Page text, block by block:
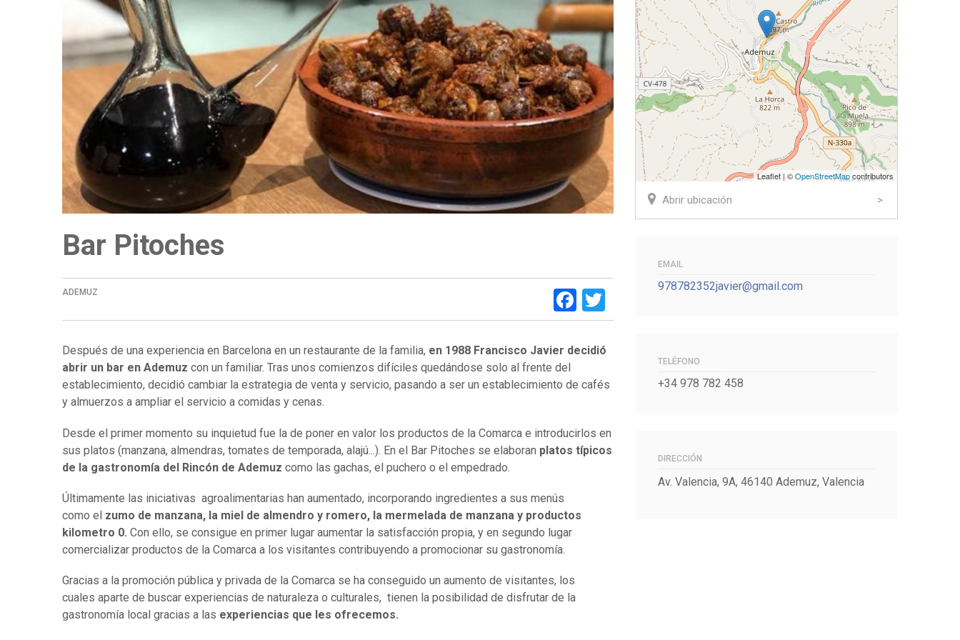
la
navegación
Bar Pitoches
ADEMUZ Facebook
Twitter
Después de una experiencia en Barcelona en un restaurante de la familia, en 1988 Francisco Javier decidió
abrir un bar en Ademuz con un familiar. Tras unos comienzos difíciles quedándose solo al frente del
establecimiento, decidió cambiar la estrategia de venta y servicio, pasando a ser un establecimiento de cafés
y almuerzos a ampliar el servicio a comidas y cenas.
Desde el primer momento su inquietud fue la de poner en valor los productos de la Comarca e introducirlos en
sus platos (manzana, almendras, tomates de temporada, alajú...). En el Bar Pitoches se elaboran platos típicos
de la gastronomía del Rincón de Ademuz como las gachas, el puchero o el empedrado.
Últimamente las iniciativas agroalimentarias han aumentado, incorporando ingredientes a sus menús
como el zumo de manzana, la miel de almendro y romero, la mermelada de manzana y productos
kilometro 0. Con ello, se consigue en primer lugar aumentar la satisfacción propia, y en segundo lugar
comercializar productos de la Comarca a los visitantes contribuyendo a promocionar su gastronomía.
Gracias a la promoción pública y privada de la Comarca se ha conseguido un aumento de visitantes, los
cuales aparte de buscar experiencias de naturaleza o culturales, tienen la posibilidad de disfrutar de la
gastronomía local gracias a las experiencias que les ofrecemos.
Leaflet | ©OpenStreetMapcontributors
Abrir ubicación
EMAIL
978782352javier@gmail.com
TELÉFONO
+34 978 782 458
DIRECCIÓN
Av. Valencia, 9A, 46140 Ademuz, Valencia